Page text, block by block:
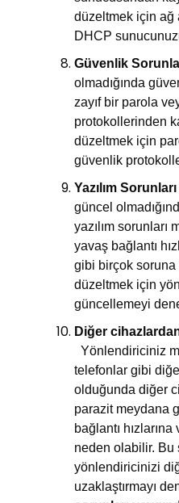
düzeltmek için ağ
DHCP
Güvenlik
olmadığında
zayıf bir parola
protokollerinden
düzeltmek için
güvenlik
Yazılım
güncel
yazılım sorunları
yavaş bağlantı
gibi birçok
düzeltmek için
güncellemeyi
Diğer
Yönlendiriciniz
telefonlar gibi
olduğunda diğer
parazit meydana
bağlantı
neden olabilir. Bu
yönlendiricinizi
uzaklaştırmayı